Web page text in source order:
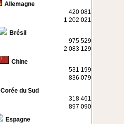
Allemagne
420 081
1 202 021
Brésil
975 529
2 083 129
Chine
531 199
836 079
Corée du Sud
318 461
897 090
Espagne